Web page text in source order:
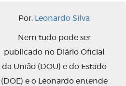
Por: Leonardo Silva
Nem tudo pode ser
publicado no Diário Oficial
da União (DOU) e do Estado
(DOE) e o Leonardo entende